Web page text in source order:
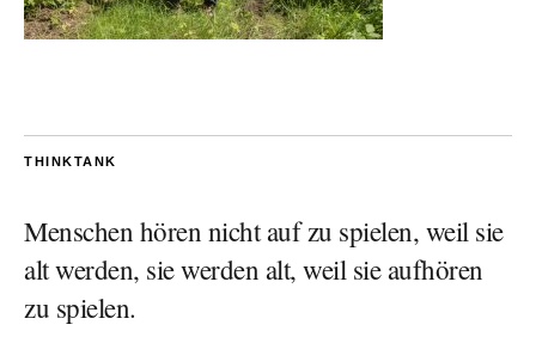
THINKTANK
Menschen hören nicht auf zu spielen, weil sie
alt werden, sie werden alt, weil sie aufhören
zu spielen.